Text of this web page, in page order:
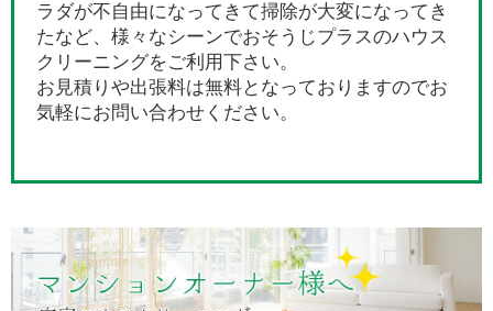
ラダが不自由になってきて掃除が大変になってき
たなど、様々なシーンでおそうじプラスのハウス
クリーニングをご利用下さい。
お見積りや出張料は無料となっておりますのでお
気軽にお問い合わせください。